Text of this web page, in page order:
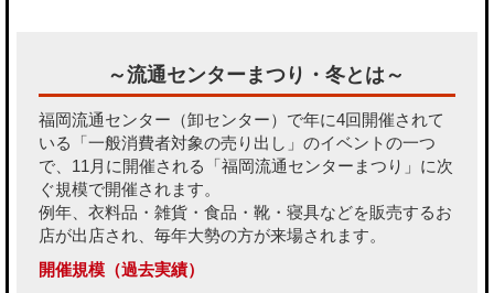
～流通センターまつり・冬とは～
福岡流通センター（卸センター）で年に4回開催されて
いる「一般消費者対象の売り出し」のイベントの一つ
で、11月に開催される「福岡流通センターまつり」に次
ぐ規模で開催されます。
例年、衣料品・雑貨・食品・靴・寝具などを販売するお
店が出店され、毎年大勢の方が来場されます。
開催規模（過去実績）